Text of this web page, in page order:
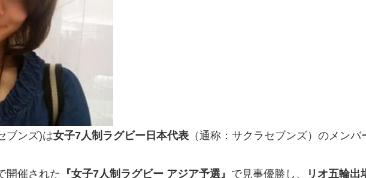
ブンズ)は女子7人制ラグビー日本代表 （通称： サクラセブンズ）のメンバ
開催された 『女子7人制ラグビー アジア予選』 で見事優勝し、 リオ五輪出